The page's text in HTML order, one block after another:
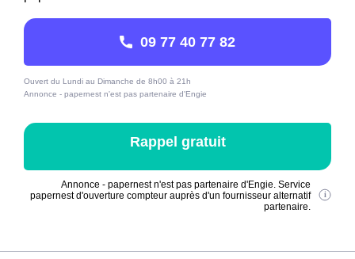
09 77 40 77 82
Ouvert du Lundi au Dimanche de 8h00 à 21h
Annonce - papernest n'est pas partenaire d'Engie
Rappel gratuit
Annonce - papernest n'est pas partenaire d'Engie. Service
papernest d'ouverture compteur auprès d'un fournisseur alternatif
partenaire.